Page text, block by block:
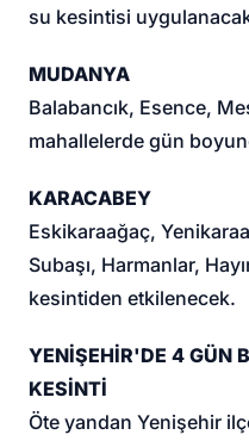
su kesintisi
MUDANYA
Balabancık, Esence,
mahallelerde gün
KARACABEY
Eskikaraağaç,
Subaşı, Harmanlar,
kesintiden etkilenecek.
YENİŞEHİR'DE 4 GÜN
KESİNTİ
Öte yandan Yenişehir